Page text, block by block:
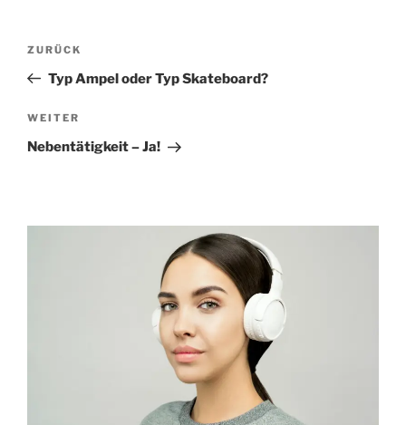
Beitragsnavigation
Vorheriger
Beitrag
ZURÜCK
Typ Ampel oder Typ Skateboard?
Nächster
Beitrag
WEITER
Nebentätigkeit – Ja!